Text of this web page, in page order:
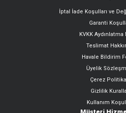
İptal İade Koşulları ve
Garanti
KVKK
Teslimat
Havale Bildirim
Üyelik
Çerez
Gizlilik
Kullanım